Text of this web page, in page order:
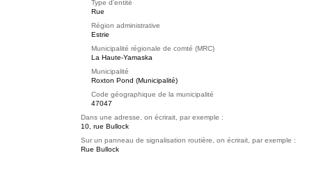
Type d'entité
Rue
Région administrative
Estrie
Municipalité régionale de comté (MRC)
La Haute-Yamaska
Municipalité
Roxton Pond (Municipalité)
Code géographique de la municipalité
47047
Dans une adresse, on écrirait, par exemple :
10, rue Bullock
Sur un panneau de signalisation routière, on écrirait, par exemple :
Rue Bullock